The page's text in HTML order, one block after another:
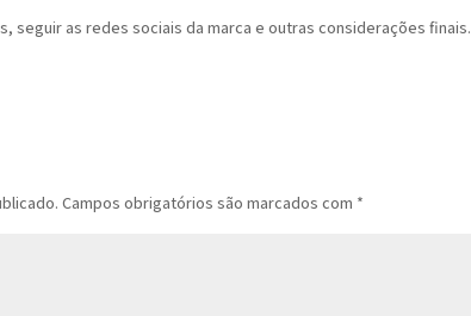
seguir as redes sociais da marca e outras considerações finais.
Campos obrigatórios são marcados com *